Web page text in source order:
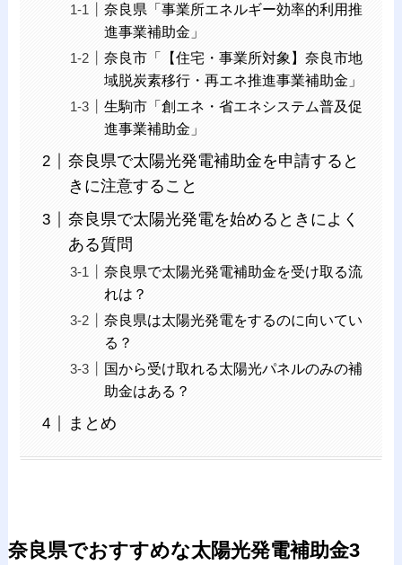
奈良県「事業所エネルギー効率的利用推
進事業補助金」
奈良市「【住宅・事業所対象】奈良市地
域脱炭素移行・再エネ推進事業補助金」
生駒市「創エネ・省エネシステム普及促
進事業補助金」
奈良県で太陽光発電補助金を申請すると
きに注意すること
奈良県で太陽光発電を始めるときによく
ある質問
奈良県で太陽光発電補助金を受け取る流
れは？
奈良県は太陽光発電をするのに向いてい
る？
国から受け取れる太陽光パネルのみの補
助金はある？
まとめ
奈良県でおすすめな太陽光発電補助金3